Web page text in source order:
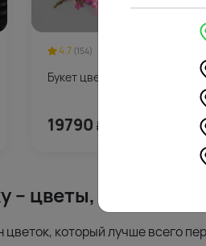
4.7 (154)
Букет цветов Нежная фуксия
19790 ₽
цветы, которые
который лучше всего